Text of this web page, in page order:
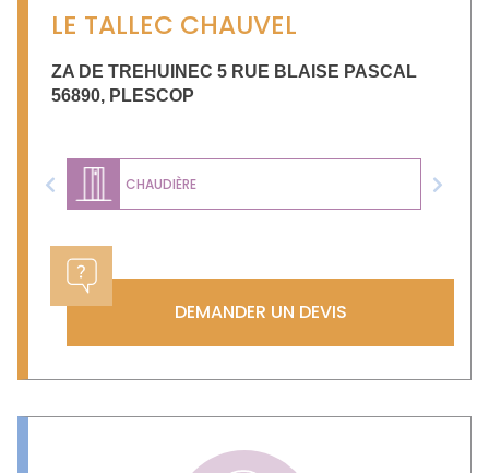
LE TALLEC CHAUVEL
ZA DE TREHUINEC 5 RUE BLAISE PASCAL
56890, PLESCOP
CHAUDIÈRE
Previous Next
DEMANDER UN DEVIS